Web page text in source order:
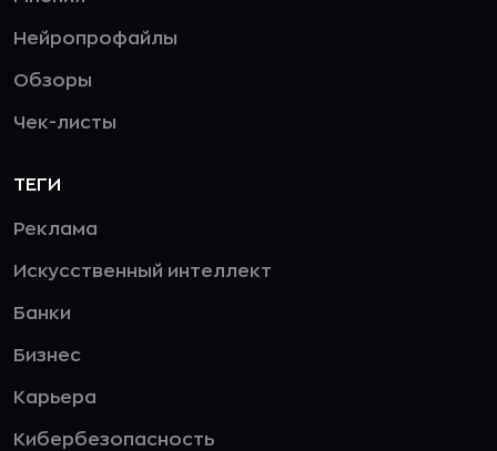
Нейропрофайлы
Обзоры
Чек-листы
ТЕГИ
Реклама
Искусственный интеллект
Банки
Бизнес
Карьера
Кибербезопасность